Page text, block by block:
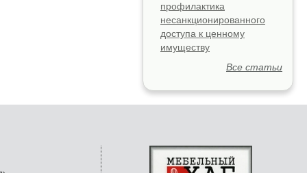
профилактика
несанкционированного
доступа к ценному
имуществу
Все статьи